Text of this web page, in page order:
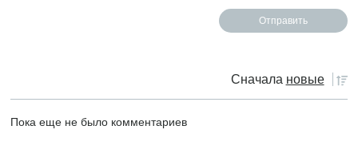
Сначала новые
Пока еще не было комментариев